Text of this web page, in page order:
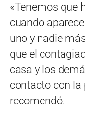
«Tenemos que
cuando
uno y nadie
que el
casa y los
contacto con la
recomendó.